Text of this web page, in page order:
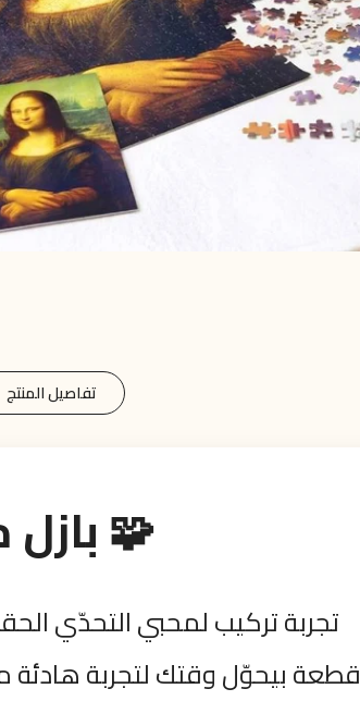
تفاصيل المنتج
🧩 بازل
قطعة بيحوّل وقتك لتجربة هادئة